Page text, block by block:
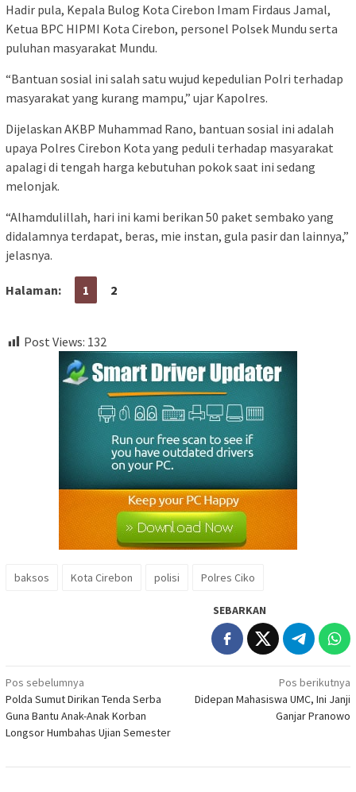
Hadir pula, Kepala Bulog Kota Cirebon Imam Firdaus Jamal,
Ketua BPC HIPMI Kota Cirebon, personel Polsek Mundu serta
puluhan masyarakat Mundu.
“Bantuan sosial ini salah satu wujud kepedulian Polri terhadap
masyarakat yang kurang mampu,” ujar Kapolres.
Dijelaskan AKBP Muhammad Rano, bantuan sosial ini adalah
upaya Polres Cirebon Kota yang peduli terhadap masyarakat
apalagi di tengah harga kebutuhan pokok saat ini sedang
melonjak.
“Alhamdulillah, hari ini kami berikan 50 paket sembako yang
didalamnya terdapat, beras, mie instan, gula pasir dan lainnya,”
jelasnya.
Halaman: 1 2
Post Views: 132
baksos Kota Cirebon polisi Polres Ciko
SEBARKAN
Navigasi
pos
Pos sebelumnya
Polda Sumut Dirikan Tenda Serba
Guna Bantu Anak-Anak Korban
Longsor Humbahas Ujian Semester
Pos berikutnya
Didepan Mahasiswa UMC, Ini Janji
Ganjar Pranowo